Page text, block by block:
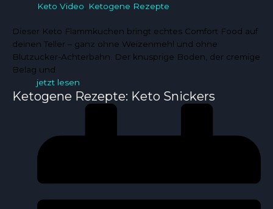
Keto Video Ketogene Rezepte
Dieser Keto Flammkuchen bringt echtes Comfort Food auf
deinen Teller – ganz ohne Weizenmehl und ohne
Blutzucker-Achterbahn. Der knusprige Boden, der cremige
Belag und
jetzt lesen
Ketogene Rezepte: Keto Snickers